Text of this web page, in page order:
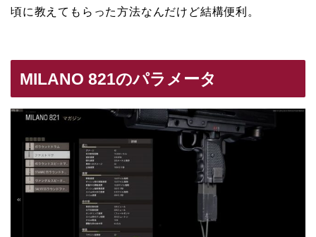
頃に教えてもらった方法なんだけど結構便利。
MILANO 821のパラメータ